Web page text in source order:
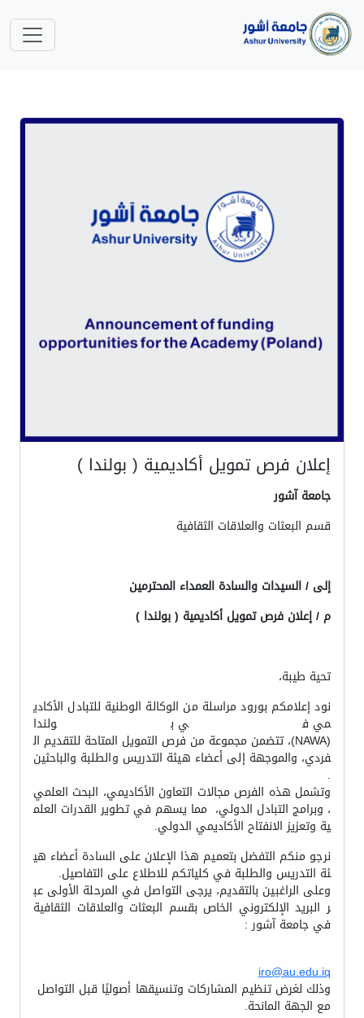
إعلان فرص تمويل أكاديمية ( بولندا )
جامعة آشور
قسم البعثات والعلاقات الثقافية
إلى / السيدات والسادة العمداء المحترمين
م / إعلان فرص تمويل أكاديمية ( بولندا )
تحية طيبة،
نود إعلامكم بورود مراسلة من الوكالة الوطنية للتبادل الأكادي
مي في بولندا
(NAWA)، تتضمن مجموعة من فرص التمويل المتاحة للتقديم ال
فردي، والموجهة إلى أعضاء هيئة التدريس والطلبة والباحثين
.
وتشمل هذه الفرص مجالات التعاون الأكاديمي، البحث العلمي
، وبرامج التبادل الدولي، مما يسهم في تطوير القدرات العلم
ية وتعزيز الانفتاح الأكاديمي الدولي.
نرجو منكم التفضل بتعميم هذا الإعلان على السادة أعضاء هي
ئة التدريس والطلبة في كلياتكم للاطلاع على التفاصيل.
وعلى الراغبين بالتقديم، يرجى التواصل في المرحلة الأولى عب
ر البريد الإلكتروني الخاص بقسم البعثات والعلاقات الثقافية
في جامعة آشور :
iro@au.edu.iq
وذلك لغرض تنظيم المشاركات وتنسيقها أصوليًا قبل التواصل
مع الجهة المانحة.